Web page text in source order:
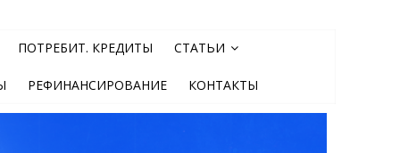
ПОТРЕБИТ. КРЕДИТЫ СТАТЬИ
РЕФИНАНСИРОВАНИЕ КОНТАКТЫ